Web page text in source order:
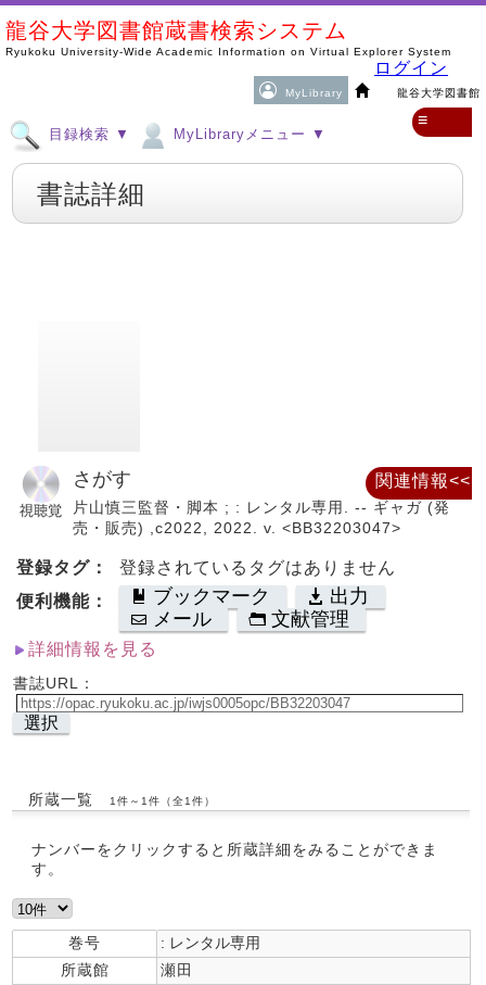
龍谷大学図書館蔵書検索システム
Ryukoku University-Wide Academic Information on Virtual Explorer System
MyLibrary 龍谷大学図書館
ログイン
目録検索 ▼ MyLibraryメニュー ▼
≡
書誌詳細
さがす
片山慎三監督・脚本 ; : レンタル専用. -- ギャガ (発
売・販売) ,c2022, 2022. v. <BB32203047>
登録タグ：
登録されているタグはありません
便利機能：
ブックマーク
出力
メール
文献管理
詳細情報を見る
書誌URL：
選択
所蔵一覧 1件～1件（全1件）
ナンバーをクリックすると所蔵詳細をみることができま
す。
巻号
: レンタル専用
所蔵館
瀬田
関連情報<<